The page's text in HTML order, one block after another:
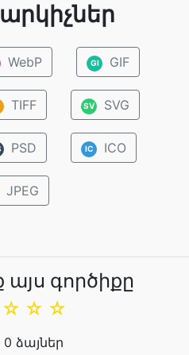
WebP GI GIF
TIFF SV SVG
PSD IC ICO
JPEG
գործիքը
☆
☆
☆
0 ձայներ